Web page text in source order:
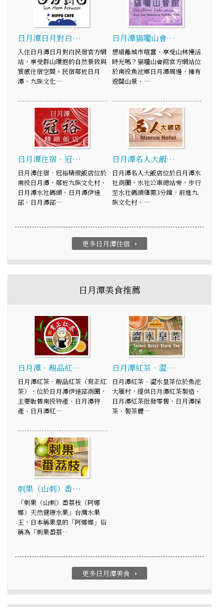
日月潭日月對白…
入住日月潭日月對白民宿官方網
站，享受群山環抱的自然景致與
質感住宿空間。民宿鄰近日月
潭、九族文化…
日月潭貓囒山會…
想遠離城市喧囂、享受山林慢活
時光嗎？貓囒山會館官方網站位
於南投魚池鄉日月潭周邊，擁有
遼闊山景、…
日月潭住宿‧冠…
日月潭住宿‧冠裕精緻飯店位於
南投日月潭，鄰近九族文化村、
日月潭水社碼頭、日月潭伊達
邵、日月潭邵…
日月潭名人大飯…
日月潭名人大飯店位於日月潭水
社商圈，水社公車總站旁，步行
至水社碼頭僅需3分鐘，前進九
族文化村、…
更多日月潭住宿 arrow_right
日月潭美食推薦
日月潭‧靚品紅…
日月潭紅茶‧靚品紅茶（育正紅
茶），位於日月潭伊達邵商圈，
主要販售南投特產、日月潭特
產、日月潭紅…
日月潭紅茶．澀…
日月潭紅茶．澀水皇茶位於魚池
大雁村，提供日月潭紅茶製造、
日月潭紅茶批發零售、日月潭採
茶、製茶體…
刺果（山刺）番…
「刺果（山刺）番荔枝（阿娜
娜）天然健康水果」台灣水果
王，日本稱果皇的「阿娜娜」俗
稱為「刺果番荔…
更多日月潭美食 arrow_right